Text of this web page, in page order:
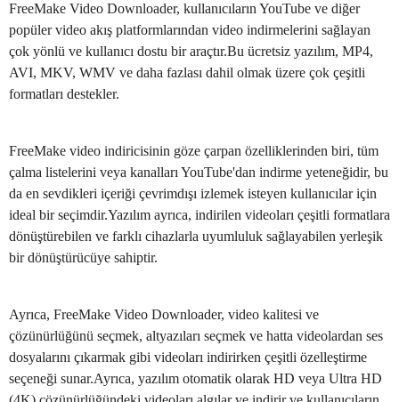
FreeMake Video Downloader, kullanıcıların YouTube ve diğer
popüler video akış platformlarından video indirmelerini sağlayan
çok yönlü ve kullanıcı dostu bir araçtır.Bu ücretsiz yazılım, MP4,
AVI, MKV, WMV ve daha fazlası dahil olmak üzere çok çeşitli
formatları destekler.
FreeMake video indiricisinin göze çarpan özelliklerinden biri, tüm
çalma listelerini veya kanalları YouTube'dan indirme yeteneğidir, bu
da en sevdikleri içeriği çevrimdışı izlemek isteyen kullanıcılar için
ideal bir seçimdir.Yazılım ayrıca, indirilen videoları çeşitli formatlara
dönüştürebilen ve farklı cihazlarla uyumluluk sağlayabilen yerleşik
bir dönüştürücüye sahiptir.
Ayrıca, FreeMake Video Downloader, video kalitesi ve
çözünürlüğünü seçmek, altyazıları seçmek ve hatta videolardan ses
dosyalarını çıkarmak gibi videoları indirirken çeşitli özelleştirme
seçeneği sunar.Ayrıca, yazılım otomatik olarak HD veya Ultra HD